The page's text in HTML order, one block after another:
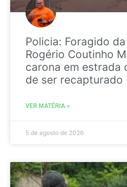
Policia: Foragido
Rogério Coutinho
carona em estrada
de ser recapturado
VER MATÉRIA »
5 de agosto de 2026